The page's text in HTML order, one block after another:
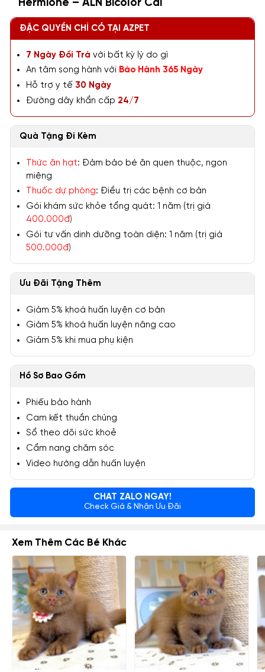
Hermione – ALN Bicolor Cái
ĐẶC QUYỀN CHỈ CÓ TẠI AZPET
7 Ngày Đổi Trả với bất kỳ lý do gì
An tâm song hành với Bảo Hành 365 Ngày
Hỗ trợ y tế 30 Ngày
Đường dây khẩn cấp 24/7
Quà Tặng Đi Kèm
Thức ăn hạt: Đảm bảo bé ăn quen thuộc, ngon
miệng
Thuốc dự phòng: Điều trị các bệnh cơ bản
Gói khám sức khỏe tổng quát: 1 năm (trị giá
400.000đ)
Gói tư vấn dinh dưỡng toàn diện: 1 năm (trị giá
500.000đ)
Ưu Đãi Tặng Thêm
Giảm 5% khoá huấn luyện cơ bản
Giảm 5% khoá huấn luyện nâng cao
Giảm 5% khi mua phụ kiện
Hồ Sơ Bao Gồm
Phiếu bảo hành
Cam kết thuần chủng
Sổ theo dõi sức khoẻ
Cẩm nang chăm sóc
Video hướng dẫn huấn luyện
CHAT ZALO NGAY!
Check Giá & Nhận Ưu Đãi
Xem Thêm Các Bé Khác